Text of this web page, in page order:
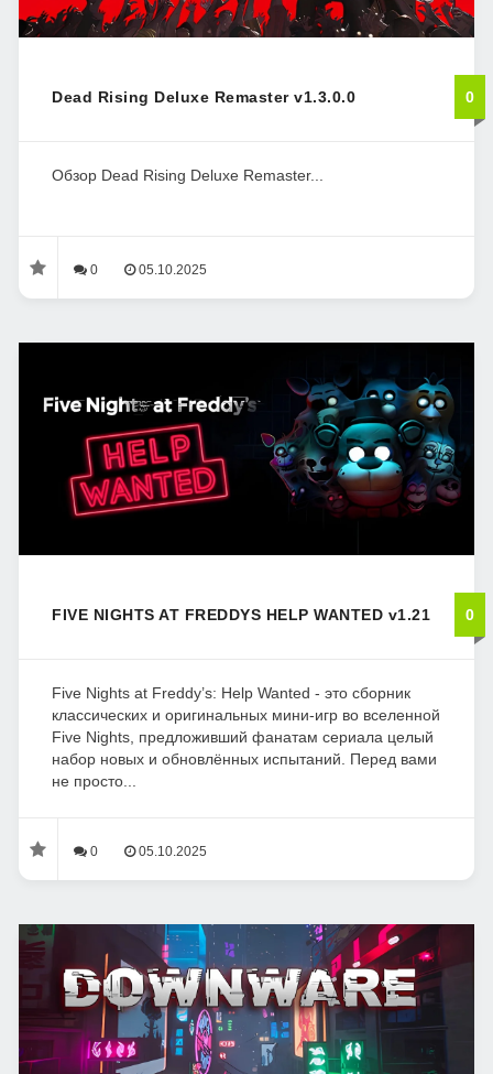
Dead Rising Deluxe Remaster v1.3.0.0 0
Обзор Dead Rising Deluxe Remaster...
0 05.10.2025
FIVE NIGHTS AT FREDDYS HELP WANTED v1.21 0
Five Nights at Freddy’s: Help Wanted - это сборник
классических и оригинальных мини-игр во вселенной
Five Nights, предложивший фанатам сериала целый
набор новых и обновлённых испытаний. Перед вами
не просто...
0 05.10.2025